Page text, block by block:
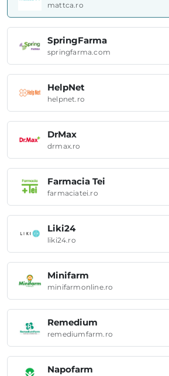
mattca.ro
SpringFarma
springfarma.com
HelpNet
helpnet.ro
DrMax
drmax.ro
Farmacia Tei
farmaciatei.ro
Liki24
liki24.ro
Minifarm
minifarmonline.ro
Remedium
remediumfarm.ro
Napofarm